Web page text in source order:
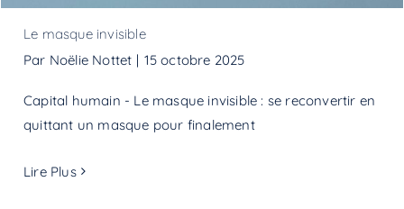
Le masque invisible
Par Noëlie Nottet | 15 octobre 2025
Capital humain - Le masque invisible : se reconvertir en
quittant un masque pour finalement
Lire Plus